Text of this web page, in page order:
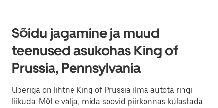
Sõidu jagamine ja muud
teenused asukohas King of
Prussia, Pennsylvania
Uberiga on lihtne King of Prussia ilma autota ringi
liikuda. Mõtle välja, mida soovid piirkonnas külastada